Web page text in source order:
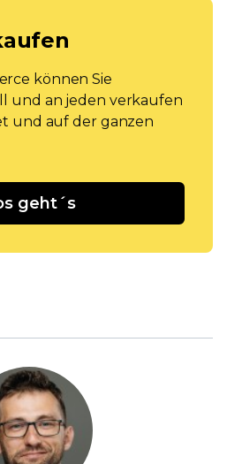
können Sie
und an jeden verkaufen
und auf der ganzen
geht´s